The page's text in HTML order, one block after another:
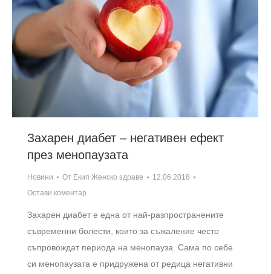
Захарен диабет – негативен ефект
през менопаузата
Новини От Екип Женско здраве
12.06.2018
Остави коментар
Захарен диабет е една от най-разпространените
съвременни болести, които за съжаление често
съпровождат периода на менопауза. Сама по себе
си менопаузата е придружена от редица негативни